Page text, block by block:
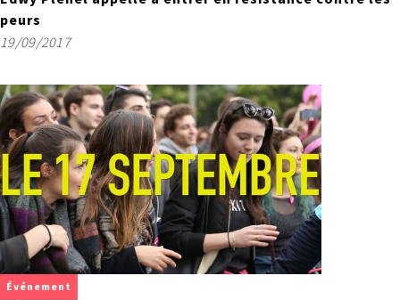
peurs
19/09/2017
Événement